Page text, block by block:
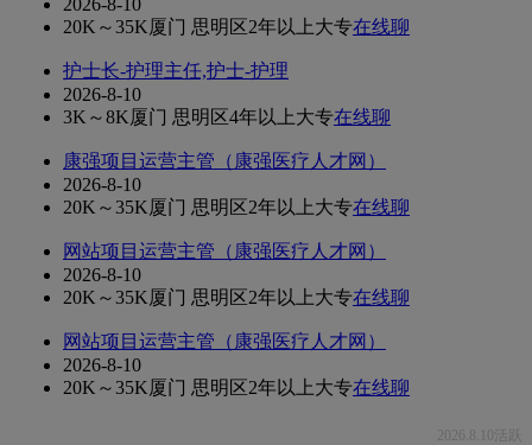
20K～35K厦门 思明区2年以上大专在线聊
护士长-护理主任,护士-护理
2026-8-10
3K～8K厦门 思明区4年以上大专在线聊
康强项目运营主管（康强医疗人才网）
2026-8-10
20K～35K厦门 思明区2年以上大专在线聊
网站项目运营主管（康强医疗人才网）
2026-8-10
20K～35K厦门 思明区2年以上大专在线聊
网站项目运营主管（康强医疗人才网）
2026-8-10
20K～35K厦门 思明区2年以上大专在线聊
2026.8.10活跃